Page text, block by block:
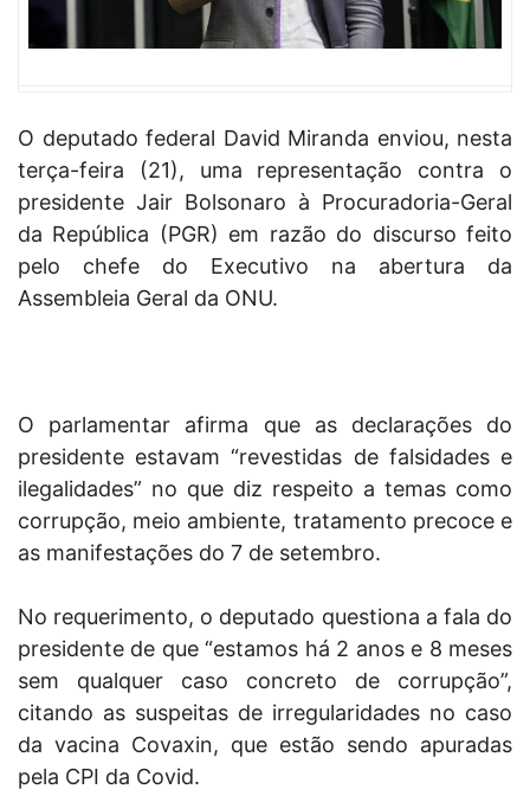
O deputado federal David Miranda enviou, nesta
terça-feira (21), uma representação contra o
presidente Jair Bolsonaro à Procuradoria-Geral
da República (PGR) em razão do discurso feito
pelo chefe do Executivo na abertura da
Assembleia Geral da ONU.
O parlamentar afirma que as declarações do
presidente estavam “revestidas de falsidades e
ilegalidades” no que diz respeito a temas como
corrupção, meio ambiente, tratamento precoce e
as manifestações do 7 de setembro.
No requerimento, o deputado questiona a fala do
presidente de que “estamos há 2 anos e 8 meses
sem qualquer caso concreto de corrupção”,
citando as suspeitas de irregularidades no caso
da vacina Covaxin, que estão sendo apuradas
pela CPI da Covid.